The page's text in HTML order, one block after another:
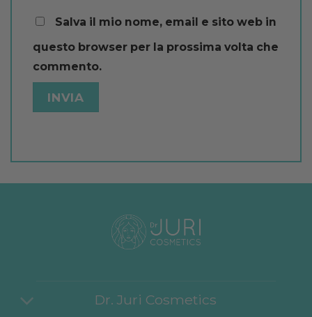
Salva il mio nome, email e sito web in
questo browser per la prossima volta che
commento.
Dr. Juri Cosmetics